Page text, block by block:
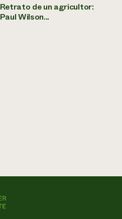
Retrato de un agricultor:
Paul Wilson...